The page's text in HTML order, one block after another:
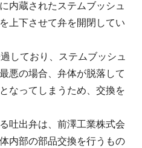
内蔵されたステムブッシュ
上下させて弁を開閉してい
しており、ステムブッシュ
悪の場合、弁体が脱落して
なってしまうため、交換を
吐出弁は、前澤工業株式会
内部の部品交換を行うもの